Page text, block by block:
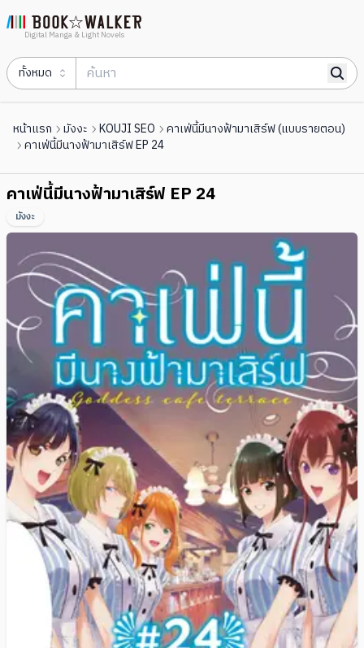
Digital Manga & Light Novels
ทั้งหมด
หน้าแรก มังงะ KOUJI SEO
คาเฟ่นี้มีนางฟ้ามาเสิร์ฟ (แบบรายตอน)
คาเฟ่นี้มีนางฟ้ามาเสิร์ฟ EP 24
คาเฟ่นี้มีนางฟ้ามาเสิร์ฟ EP 24
มังงะ